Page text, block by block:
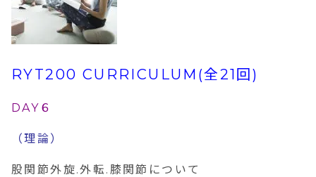
RYT200 CURRICULUM(全21回)
DAY６
（理論）
股関節外旋.外転 . 膝関節について